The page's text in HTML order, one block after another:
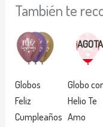
También te
Globos
Feliz
Cumpleaños
Rango
de
precios:
$ 10.000
$ 12.000
Este
producto
tiene
múltiples
variantes.
Las
Globo
Helio Te
Amo
Este
producto
múltiples
variantes.
Las